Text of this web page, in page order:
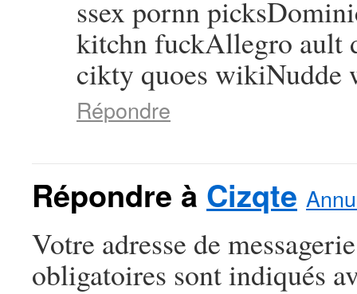
ssex pornn
kitchn fuckAllegro ault
cikty quoes wikiNudde
Répondre
Répondre à Cizqte
Votre adresse de
obligatoires sont indiqués